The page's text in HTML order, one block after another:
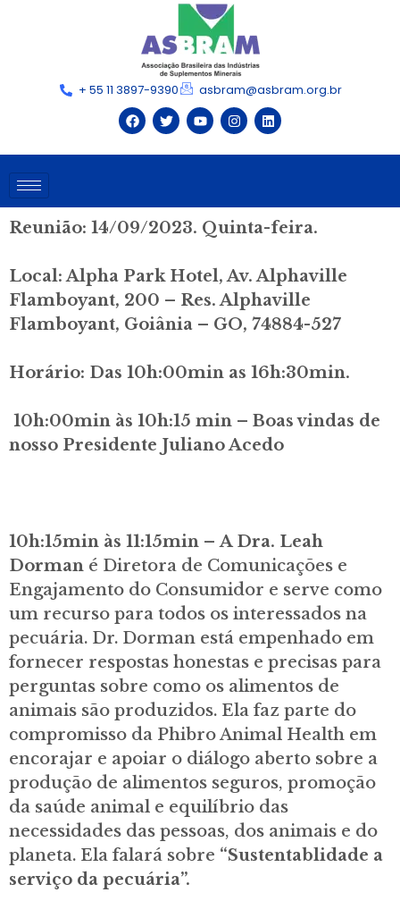
+ 55 11 3897-9390 asbram@asbram.org.br
Reunião: 14/09/2023. Quinta-feira.
Local: Alpha Park Hotel, Av. Alphaville
Flamboyant, 200 – Res. Alphaville
Flamboyant, Goiânia – GO, 74884-527
Horário: Das 10h:00min as 16h:30min.
10h:00min às 10h:15 min – Boas vindas de
nosso Presidente Juliano Acedo
10h:15min às 11:15min – A Dra. Leah
Dorman é Diretora de Comunicações e
Engajamento do Consumidor e serve como
um recurso para todos os interessados ​​na
pecuária. Dr. Dorman está empenhado em
fornecer respostas honestas e precisas para
perguntas sobre como os alimentos de
animais são produzidos. Ela faz parte do
compromisso da Phibro Animal Health em
encorajar e apoiar o diálogo aberto sobre a
produção de alimentos seguros, promoção
da saúde animal e equilíbrio das
necessidades das pessoas, dos animais e do
planeta. Ela falará sobre “Sustentablidade a
serviço da pecuária”.